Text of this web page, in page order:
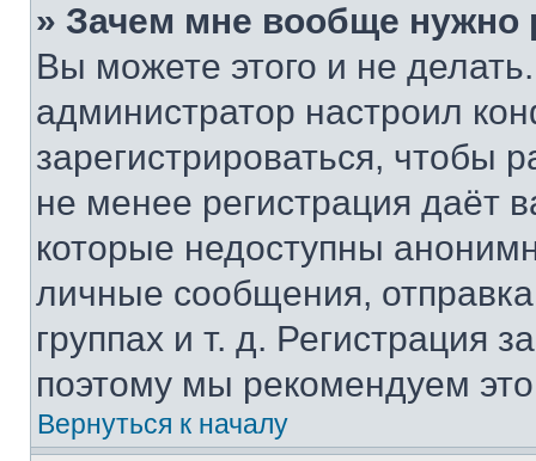
» Зачем мне вообще нужно
Вы можете этого и не
администратор настроил
зарегистрироваться, чтобы
не менее регистрация даёт
которые недоступны
личные сообщения,
группах и т. д. Регистрация
поэтому мы рекомендуем
Вернуться к началу